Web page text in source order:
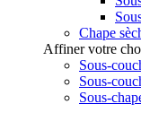
Chape
Affiner votre
Sous-
Sous-
Sous-